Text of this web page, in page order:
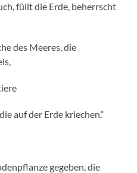
füllt die Erde, beherrscht
des Meeres, die
auf der Erde kriechen.“
gegeben, die